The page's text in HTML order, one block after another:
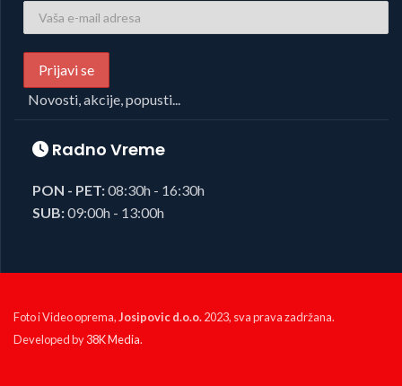
Novosti, akcije, popusti...
Radno Vreme
PON - PET:08:30h - 16:30h
SUB:09:00h - 13:00h
Foto i Video oprema,Josipovic d.o.o.2023, sva prava zadržana.
Developed by38K Media.